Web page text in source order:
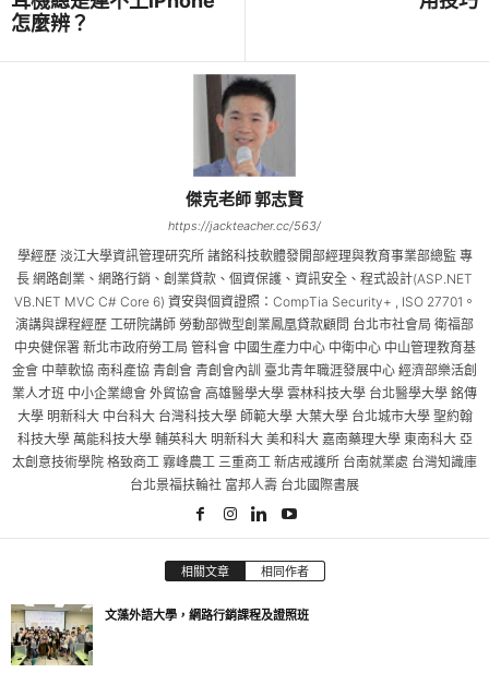
怎麼辨？
傑克老師 郭志賢
https://jackteacher.cc/563/
學經歷 淡江大學資訊管理研究所 諸銘科技軟體發開部經理與教育事業部總監 專
長 網路創業、網路行銷、創業貸款、個資保護、資訊安全、程式設計(ASP.NET
VB.NET MVC C# Core 6) 資安與個資證照：CompTia Security+ , ISO 27701。
演講與課程經歷 工研院講師 勞動部微型創業鳳凰貸款顧問 台北市社會局 衛福部
中央健保署 新北市政府勞工局 管科會 中國生產力中心 中衛中心 中山管理教育基
金會 中華軟協 南科產協 青創會 青創會內訓 臺北青年職涯發展中心 經濟部樂活創
業人才班 中小企業總會 外貿協會 高雄醫學大學 雲林科技大學 台北醫學大學 銘傳
大學 明新科大 中台科大 台灣科技大學 師範大學 大葉大學 台北城市大學 聖約翰
科技大學 萬能科技大學 輔英科大 明新科大 美和科大 嘉南藥理大學 東南科大 亞
太創意技術學院 格致商工 霧峰農工 三重商工 新店戒護所 台南就業處 台灣知識庫
台北景福扶輪社 富邦人壽 台北國際書展
相關文章 相同作者
文藻外語大學，網路行銷課程及證照班